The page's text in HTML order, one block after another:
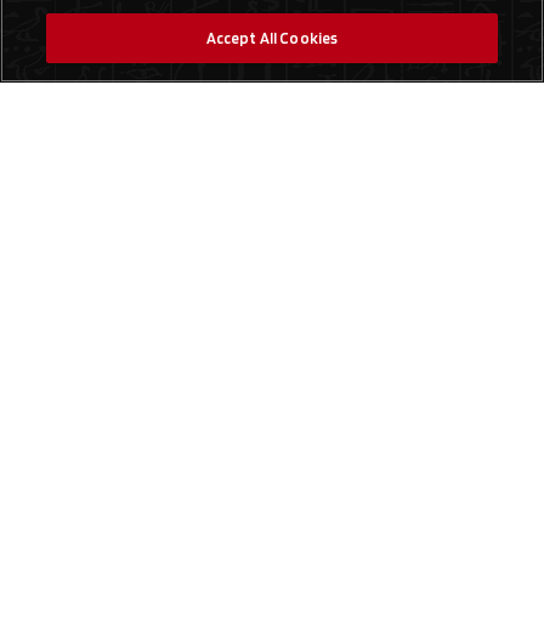
Accept All Cookies